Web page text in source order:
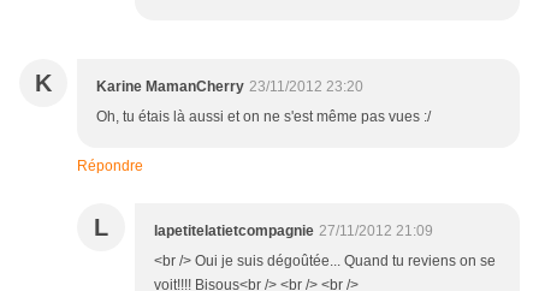
K Karine MamanCherry 23/11/2012 23:20
Oh, tu étais là aussi et on ne s'est même pas vues :/
Répondre
L lapetitelatietcompagnie 27/11/2012 21:09
<br /> Oui je suis dégoûtée... Quand tu reviens on se
voit!!!! Bisous<br /> <br /> <br />